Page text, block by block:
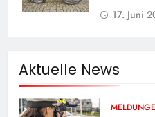
17. Juni
Aktuelle News